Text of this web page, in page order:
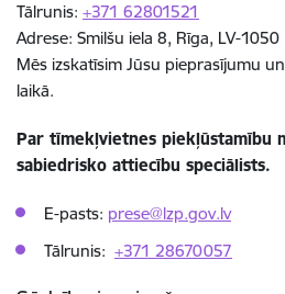
Tālrunis: +371 62801521
Adrese: Smilšu iela 8, Rīga, LV-1050
Mēs izskatīsim Jūsu pieprasījumu
laikā.
Par tīmekļvietnes piekļūstamību
sabiedrisko attiecību speciālists.
E-pasts: prese@lzp.gov.lv
Tālrunis: +371 28670057